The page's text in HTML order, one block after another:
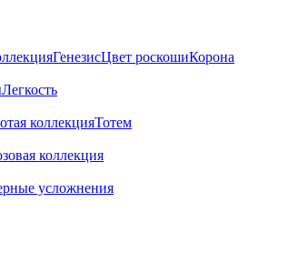
ГенезисЦвет роскошиКорона
Легкость
коллекцияТотем
коллекция
усложнения